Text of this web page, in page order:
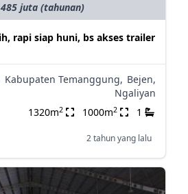
juta (tahunan)
rapi siap huni, bs akses trailer
Kabupaten Temanggung, Bejen,
Ngaliyan
1320m2 1000m2 1
2 tahun yang lalu